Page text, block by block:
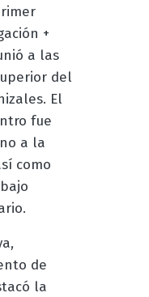
+
a las
del
El
fue
a la
como
de
la